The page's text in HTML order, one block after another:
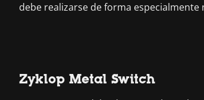
debe realizarse de forma
Zyklop Metal Switch